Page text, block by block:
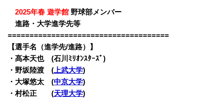
・2025年春 遊学館 野球部メンバー
・進路・大学進学先等
=====================================
【選手名（進学先/進路）】
・髙本天也 (石川ﾐﾘｵﾝｽﾀｰｽﾞ)
・野坂陸渡 ( 上武大学)
・大塚悠太 (中京大学)
・村松正 (天理大学)